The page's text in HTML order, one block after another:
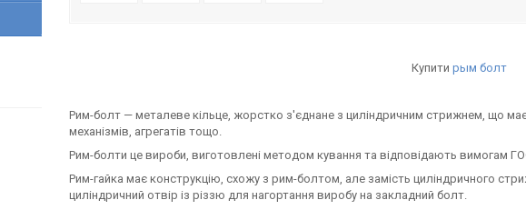
Купити рым болт
Рим-болт — металеве кільце, жорстко з'єднане з циліндричним стрижнем, що має
механізмів, агрегатів тощо.
Рим-болти це вироби, виготовлені методом кування та відповідають вимогам
Рим-гайка має конструкцію, схожу з рим-болтом, але замість циліндричного
циліндричний отвір із різзю для нагортання виробу на закладний болт.